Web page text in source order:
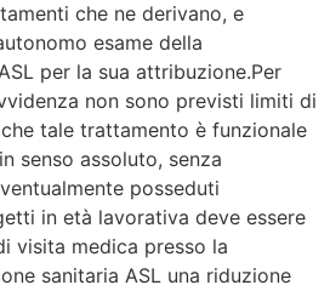
che ne derivano, e
esame della
per la sua attribuzione.Per
non sono previsti limiti di
tale trattamento è funzionale
senso assoluto, senza
posseduti
in età lavorativa deve essere
visita medica presso la
sanitaria ASL una riduzione